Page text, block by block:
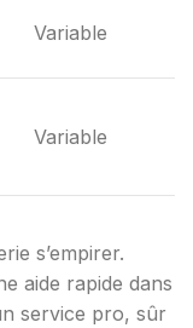
Variable
Variable
s’empirer.
aide rapide dans
service pro, sûr